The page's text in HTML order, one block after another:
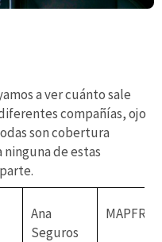
a ver cuánto sale
compañías, ojo
son cobertura
de estas
Ana
Seguros
MAPFRE